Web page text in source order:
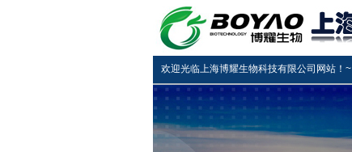
欢迎光临上海博耀生物科技有限公司网站！~